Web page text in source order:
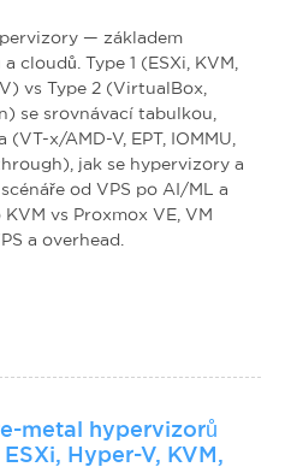
— základem
cloudů. Type 1 (ESXi, KVM,
vs Type 2 (VirtualBox,
se srovnávací tabulkou,
x/AMD-V, EPT, IOMMU,
jak se hypervizory a
od VPS po AI/ML a
vs Proxmox VE, VM
a overhead.
metal hypervizorů
Hyper-V, KVM,